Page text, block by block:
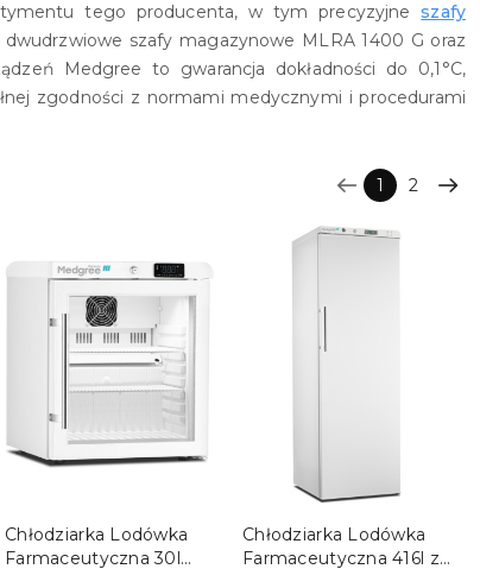
tego producenta, w tym precyzyjneszafy
szafy magazynowe MLRA 1400 G oraz
Medgree to gwarancja dokładności do 0,1°C,
zgodności z normami medycznymi i procedurami
1 2
Chłodziarka Lodówka
Farmaceutyczna 30l
DO KOSZYKA
Chłodziarka Lodówka
Farmaceutyczna 416l z
DO KOSZYKA